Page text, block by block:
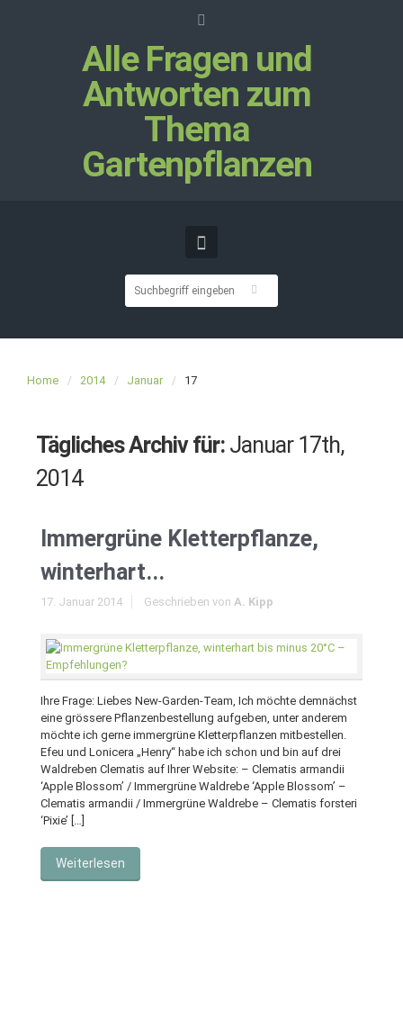
Alle Fragen und
Antworten zum
Thema
Gartenpflanzen
Home 2014 Januar 17
Tägliches Archiv für: Januar 17th,
2014
Immergrüne Kletterpflanze,
winterhart...
17. Januar 2014 Geschrieben von A. Kipp
Ihre Frage: Liebes New-Garden-Team, Ich möchte demnächst
eine grössere Pflanzenbestellung aufgeben, unter anderem
möchte ich gerne immergrüne Kletterpflanzen mitbestellen.
Efeu und Lonicera „Henry“ habe ich schon und bin auf drei
Waldreben Clematis auf Ihrer Website: – Clematis armandii
‘Apple Blossom’ / Immergrüne Waldrebe ‘Apple Blossom’ –
Clematis armandii / Immergrüne Waldrebe – Clematis forsteri
‘Pixie’ […]
Weiterlesen